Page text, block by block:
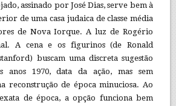
assinado por José Dias, serve bem à
de uma casa judaica de classe média
de Nova Iorque. A luz de Rogério
A cena e os figurinos (de Ronald
buscam uma discreta sugestão
anos 1970, data da ação, mas sem
reconstrução de época minuciosa. Ao
de época, a opção funciona bem